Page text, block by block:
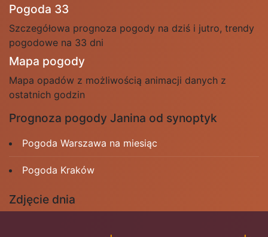
Pogoda 33
Szczegółowa prognoza pogody na dziś i jutro, trendy
pogodowe na 33 dni
Mapa pogody
Mapa opadów z możliwością animacji danych z
ostatnich godzin
Prognoza pogody Janina od synoptyk
Pogoda Warszawa na miesiąc
Pogoda Kraków
Zdjęcie dnia